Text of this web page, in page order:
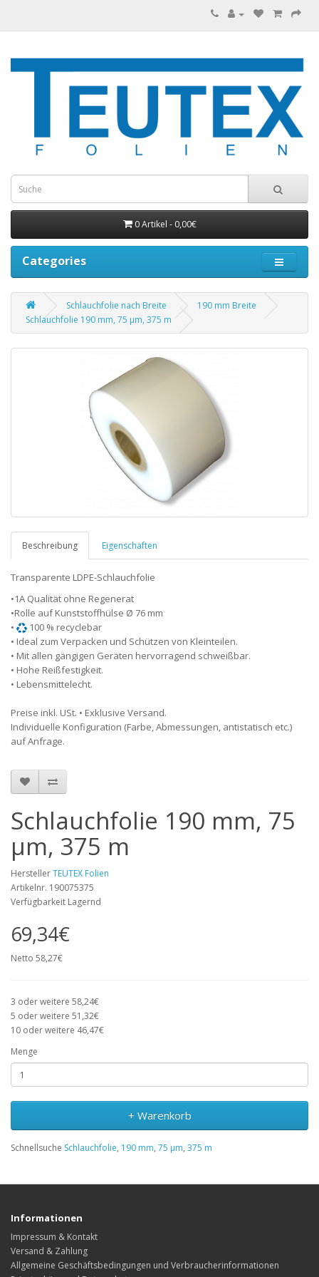
0 Artikel - 0,00€
Categories
Schlauchfolie nach Breite
190 mm Breite
Schlauchfolie 190 mm, 75 µm, 375 m
Beschreibung Eigenschaften
Transparente LDPE-Schlauchfolie
•1A Qualität ohne Regenerat
•Rolle auf Kunststoffhülse Ø 76 mm
•
100 % recyclebar
• Ideal zum Verpacken und Schützen von Kleinteilen.
• Mit allen gängigen Geräten hervorragend schweißbar.
• Hohe Reißfestigkeit.
• Lebensmittelecht.
Preise inkl. USt. • Exklusive Versand.
Individuelle Konfiguration (Farbe, Abmessungen, antistatisch etc.)
auf Anfrage.
Schlauchfolie 190 mm, 75
µm, 375 m
HerstellerTEUTEX Folien
Artikelnr. 190075375
Verfügbarkeit Lagernd
69,34€
Netto 58,27€
3 oder weitere 58,24€
5 oder weitere 51,32€
10 oder weitere 46,47€
Menge
+ Warenkorb
Schnellsuche Schlauchfolie, 190 mm, 75 µm, 375 m
Informationen
Impressum & Kontakt
Versand & Zahlung
Allgemeine Geschäftsbedingungen und Verbraucherinformationen